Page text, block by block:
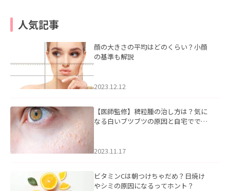
人気記事
顔の大きさの平均はどのくらい？小顔
の基準も解説
2023.12.12
【医師監修】稗粒腫の治し方は？気に
なる白いブツブツの原因と自宅ででき
2023.11.17
ビタミンCは朝つけちゃだめ？日焼け
やシミの原因になるってホント？